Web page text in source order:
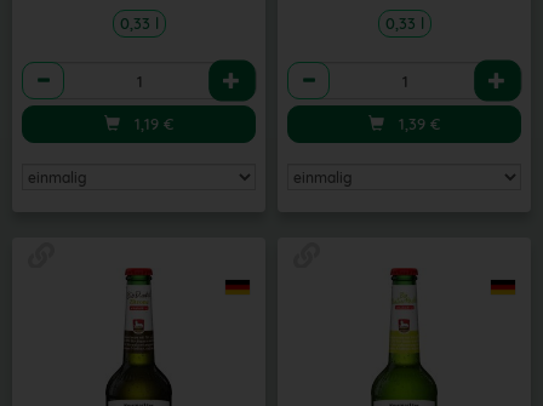
0,33 l
Anzahl
1,19 €
0,33 l
Anzahl
1,39 €